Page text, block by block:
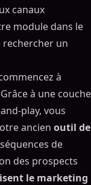
canaux
module dans le
rechercher un
à
à une couche
play, vous
ancien outil de
de
des prospects
le marketing